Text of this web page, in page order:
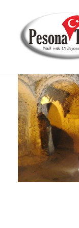
Anasayfa